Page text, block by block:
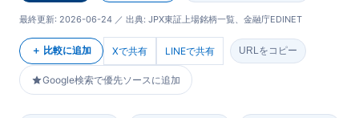
最終更新: 2026-06-24 ／ 出典: JPX東証上場銘柄一覧、金融庁EDINET
＋ 比較に追加 Xで共有 LINEで共有 URLをコピー
Google検索で優先ソースに追加